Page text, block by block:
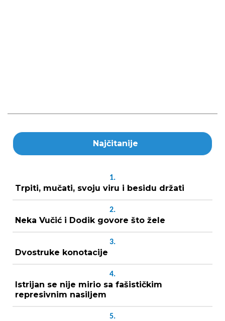
Najčitanije
1.
Trpiti, mučati, svoju viru i besidu držati
2.
Neka Vučić i Dodik govore što žele
3.
Dvostruke konotacije
4.
Istrijan se nije mirio sa fašističkim
represivnim nasiljem
5.